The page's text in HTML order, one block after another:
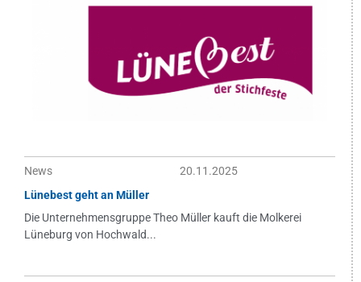
News
20.11.2025
Lünebest geht an Müller
Die Unternehmensgruppe Theo Müller kauft die Molkerei
Lüneburg von Hochwald...